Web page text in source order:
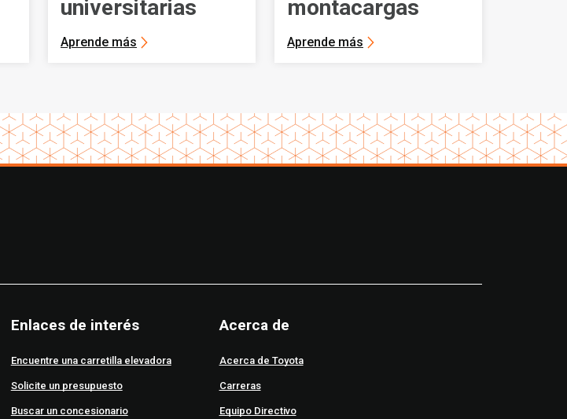
universitarias
Aprende más
montacargas
Aprende más
Enlaces de interés
Encuentre una carretilla elevadora
Solicite un presupuesto
Buscar un concesionario
Acerca de
Acerca de Toyota
Carreras
Equipo Directivo